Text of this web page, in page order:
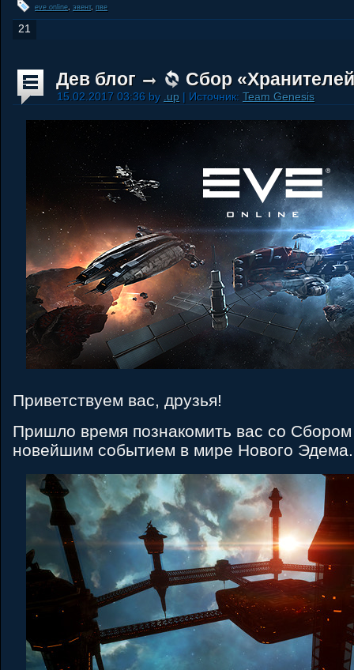
eve online, эвент, пве
21
Дев блог Сбор
15.02.2017 03:36 by .up | Источник: Team Genesis
Приветствуем вас, друзья!
Пришло время познакомить вас со
новейшим событием в мире Нового Эдема.